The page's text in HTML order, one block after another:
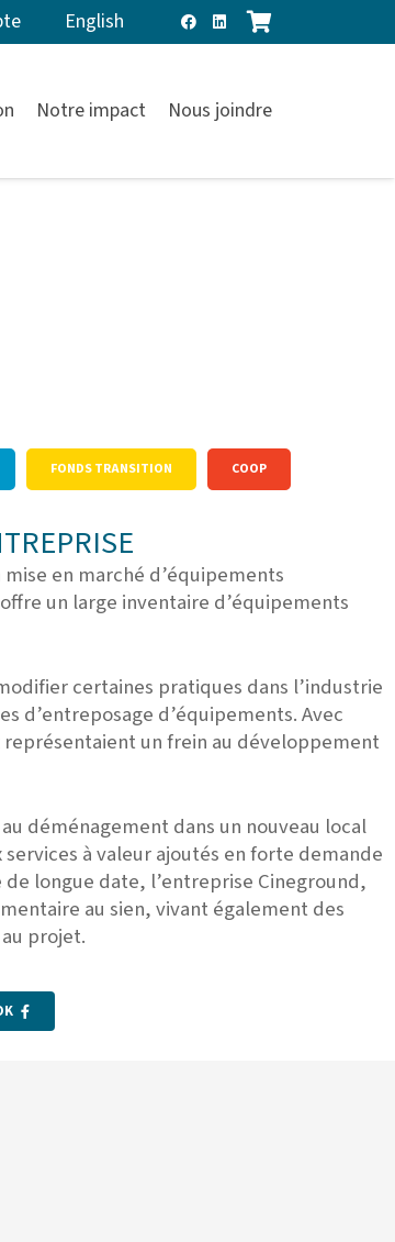
English
Notre impact Nous joindre
FONDS TRANSITION COOP
en marché d’équipements
un large inventaire d’équipements
certaines pratiques dans l’industrie
d’entreposage d’équipements. Avec
un frein au développement
déménagement dans un nouveau local
à valeur ajoutés en forte demande
longue date, l’entreprise Cineground,
au sien, vivant également des
projet.